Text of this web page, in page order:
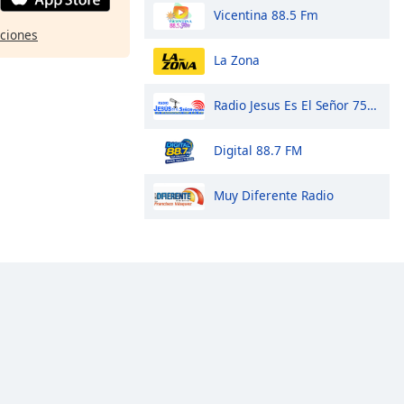
Vicentina 88.5 Fm
La Zona
Radio Jesus Es El Señor 750 Am
Digital 88.7 FM
Muy Diferente Radio